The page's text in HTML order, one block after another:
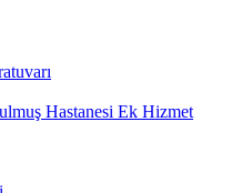
Hastanesi Ek Hizmet